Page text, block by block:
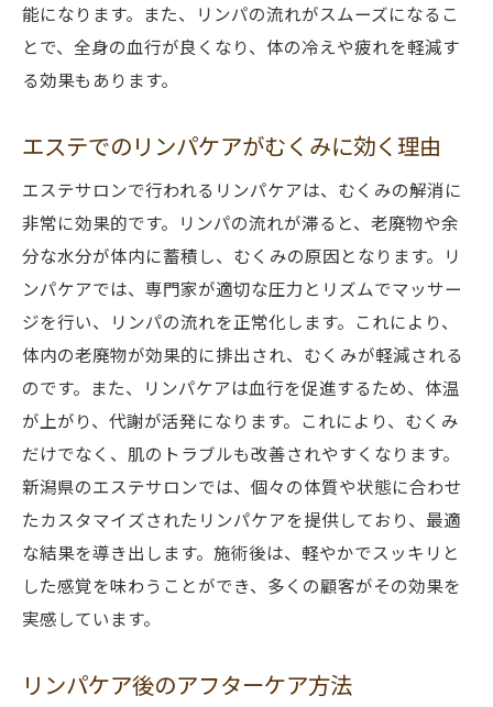
能になります。また、リンパの流れがスムーズになるこ
とで、全身の血行が良くなり、体の冷えや疲れを軽減す
る効果もあります。
エステでのリンパケアがむくみに効く理由
エステサロンで行われるリンパケアは、むくみの解消に
非常に効果的です。リンパの流れが滞ると、老廃物や余
分な水分が体内に蓄積し、むくみの原因となります。リ
ンパケアでは、専門家が適切な圧力とリズムでマッサー
ジを行い、リンパの流れを正常化します。これにより、
体内の老廃物が効果的に排出され、むくみが軽減される
のです。また、リンパケアは血行を促進するため、体温
が上がり、代謝が活発になります。これにより、むくみ
だけでなく、肌のトラブルも改善されやすくなります。
新潟県のエステサロンでは、個々の体質や状態に合わせ
たカスタマイズされたリンパケアを提供しており、最適
な結果を導き出します。施術後は、軽やかでスッキリと
した感覚を味わうことができ、多くの顧客がその効果を
実感しています。
リンパケア後のアフターケア方法